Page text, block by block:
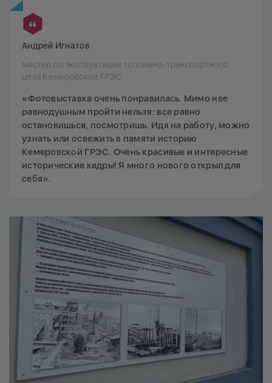
Андрей Игнатов
мастер по эксплуатации топливно-транспортного
цеха Кемеровской ГРЭС
«Фотовыставка очень понравилась. Мимо нее
равнодушным пройти нельзя: все равно
остановишься, посмотришь. Идя на работу, можно
узнать или освежить в памяти историю
Кемеровской ГРЭС. Очень красивые и интересные
исторические кадры! Я много нового открыл для
себя».